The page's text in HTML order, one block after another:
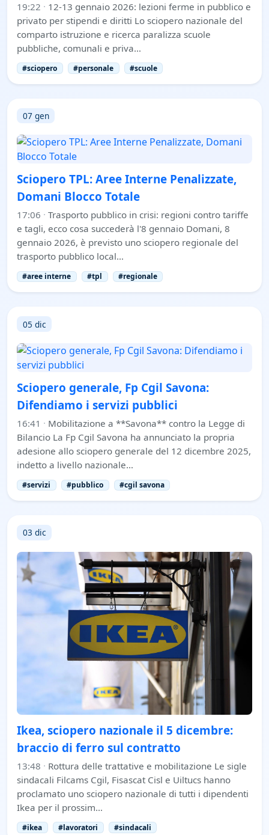
19:22 · 12-13 gennaio 2026: lezioni ferme in pubblico e
privato per stipendi e diritti Lo sciopero nazionale del
comparto istruzione e ricerca paralizza scuole
pubbliche, comunali e priva…
#sciopero #personale #scuole
07 gen
Sciopero TPL: Aree Interne Penalizzate,
Domani Blocco Totale
17:06 · Trasporto pubblico in crisi: regioni contro tariffe
e tagli, ecco cosa succederà l'8 gennaio Domani, 8
gennaio 2026, è previsto uno sciopero regionale del
trasporto pubblico local…
#aree interne #tpl #regionale
05 dic
Sciopero generale, Fp Cgil Savona:
Difendiamo i servizi pubblici
16:41 · Mobilitazione a **Savona** contro la Legge di
Bilancio La Fp Cgil Savona ha annunciato la propria
adesione allo sciopero generale del 12 dicembre 2025,
indetto a livello nazionale…
#servizi #pubblico #cgil savona
03 dic
Ikea, sciopero nazionale il 5 dicembre:
braccio di ferro sul contratto
13:48 · Rottura delle trattative e mobilitazione Le sigle
sindacali Filcams Cgil, Fisascat Cisl e Uiltucs hanno
proclamato uno sciopero nazionale di tutti i dipendenti
Ikea per il prossim…
#ikea #lavoratori #sindacali